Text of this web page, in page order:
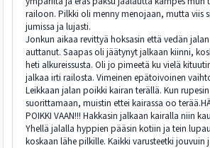
railoon. Pilkki oli menny menojaan, mutta viis
jumissa ja lujasti.
Jonkun aikaa revittyä hoksasin että vedän
auttanut. Saapas oli jäätynyt jalkaan kiinni,
heti alkureissusta. Oli jo pimeetä ku vielä
jalkaa irti railosta. Vimeinen epätoivoinen
Leikkaan jalan poikki kairan terällä. Kun
suorittamaan, muistin ettei kairassa oo terää.
POIKKI VAAN!!! Hakkasin jalkaan kairalla niin
Yhellä jalalla hyppien pääsin kotiin ja tein
koskaan lähe pilkille. Kaikki varusteetki